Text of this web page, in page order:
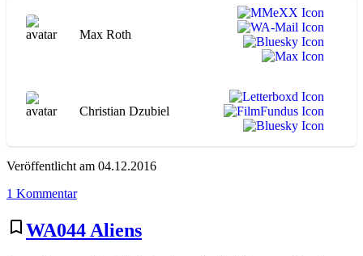
Max Roth
Christian Dzubiel
Veröffentlicht am 04.12.2016
1 Kommentarzu
Top
Gun
bookmark_border WA044 Aliens